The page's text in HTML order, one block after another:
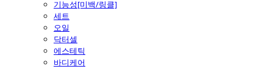
기능성[미백/링클]
세트
오일
닥터셀
에스테틱
바디케어